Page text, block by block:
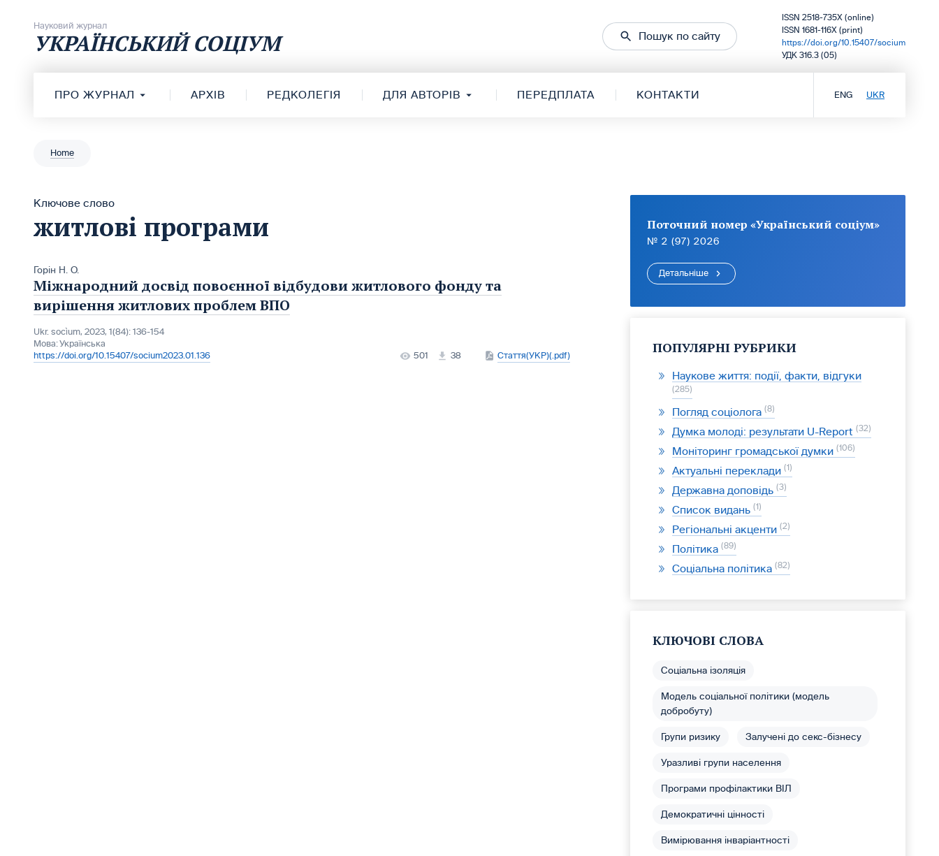
Науковий журнал
УКРАЇНСЬКИЙ СОЦІУМ Пошук по сайту
ISSN 2518-735X (online)
ISSN 1681-116X (print)
https://doi.org/10.15407/socium
УДК 316.3 (05)
ПРО ЖУРНАЛ АРХІВ РЕДКОЛЕГІЯ ДЛЯ АВТОРІВ ПЕРЕДПЛАТА КОНТАКТИ ENG UKR
Home
Ключове слово
житлові програми
Горін Н. О.
Міжнародний досвід повоєнної відбудови житлового фонду та
вирішення житлових проблем ВПО
Ukr. socìum, 2023, 1(84): 136-154
Мова:Українська
https://doi.org/10.15407/socium2023.01.136
501 38 Стаття(УКР)(.pdf)
Поточний номер «Український соціум»
№ 2 (97) 2026
Детальніше
ПОПУЛЯРНІ РУБРИКИ
Наукове життя: події, факти, відгуки
285
Погляд соціолога 8
Думка молоді: результати U-Report 32
Моніторинг громадської думки 106
Актуальні переклади 1
Державна доповідь 3
Список видань 1
Регіональні акценти 2
Політика 89
Соціальна політика 82
КЛЮЧОВІ СЛОВА
Соціальна ізоляція
Модель соціальної політики (модель
добробуту)
Групи ризику Залучені до секс-бізнесу
Уразливі групи населення
Програми профілактики ВІЛ
Демократичні цінності
Вимірювання інваріантності